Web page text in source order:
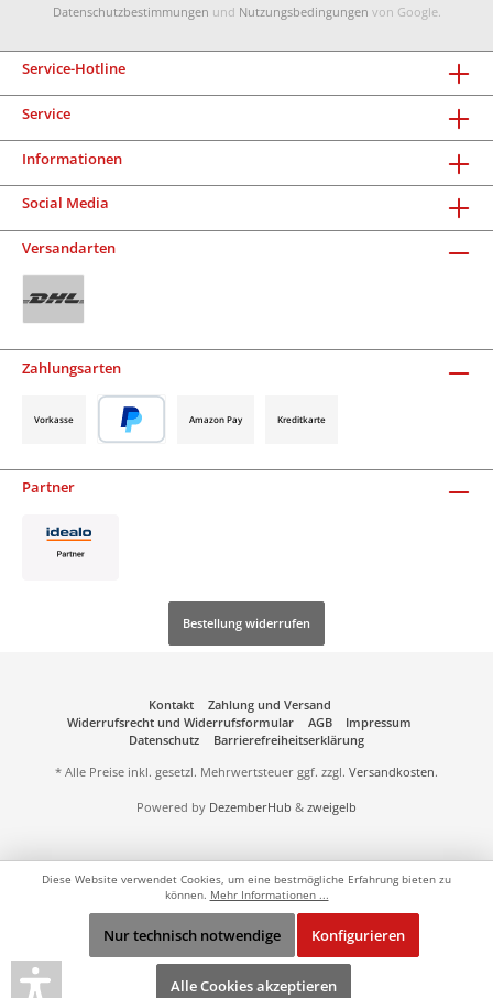
Datenschutzbestimmungen und Nutzungsbedingungen von Google.
Service-Hotline
Service
Informationen
Social Media
Versandarten
Zahlungsarten
Vorkasse Amazon Pay Kreditkarte
Partner
Bestellung widerrufen
Kontakt
Zahlung und Versand
Widerrufsrecht und Widerrufsformular
AGB
Impressum
Datenschutz
Barrierefreiheitserklärung
* Alle Preise inkl. gesetzl. Mehrwertsteuer ggf. zzgl. Versandkosten.
Powered by DezemberHub & zweigelb
Diese Website verwendet Cookies, um eine bestmögliche Erfahrung bieten zu
können. Mehr Informationen ...
Nur technisch notwendige Konfigurieren
Alle Cookies akzeptieren